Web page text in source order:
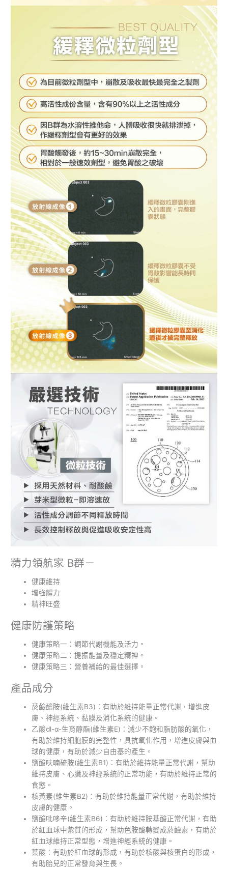
精力領航家 B群－
健康維持
增強體力
精神旺盛
健康防護策略
健康策略一：調節代謝機能及活力。
健康策略二：提振能量及穩定精神。
健康策略三：營養補給的最佳選擇。
產品成分
菸鹼醯胺(維生素B3)：有助於維持能量正常代謝，增進皮
膚、神經系統、黏膜及消化系統的健康。
乙酸dl-α-生育醇酯(維生素E)：減少不飽和脂肪酸的氧化，
有助於維持細胞膜的完整性，具抗氧化作用，增進皮膚與血
球的健康，有助於減少自由基的產生。
鹽酸呋喃硫胺(維生素B1)：有助於維持能量正常代謝，幫助
維持皮膚、心臟及神經系統的正常功能，有助於維持正常的
食慾。
核黃素(維生素B2)：有助於維持能量正常代謝，有助於維持
皮膚的健康。
鹽酸吡哆辛(維生素B6)：有助於維持胺基酸正常代謝，有助
於紅血球中紫質的形成，幫助色胺酸轉變成菸鹼素，有助於
紅血球維持正常型態，增進神經系統的健康。
葉酸：有助於紅血球的形成，有助於核酸與核蛋白的形成，
有助胎兒的正常發育與生長。